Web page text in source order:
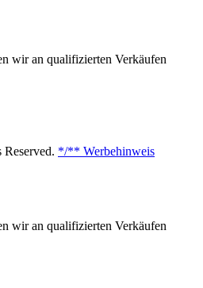
wir an qualifizierten Verkäufen
*/** Werbehinweis
wir an qualifizierten Verkäufen